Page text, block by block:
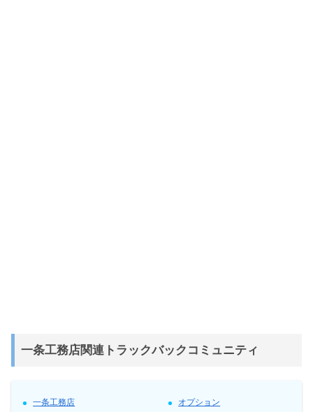
一条工務店関連トラックバックコミュニティ
一条工務店 オプション